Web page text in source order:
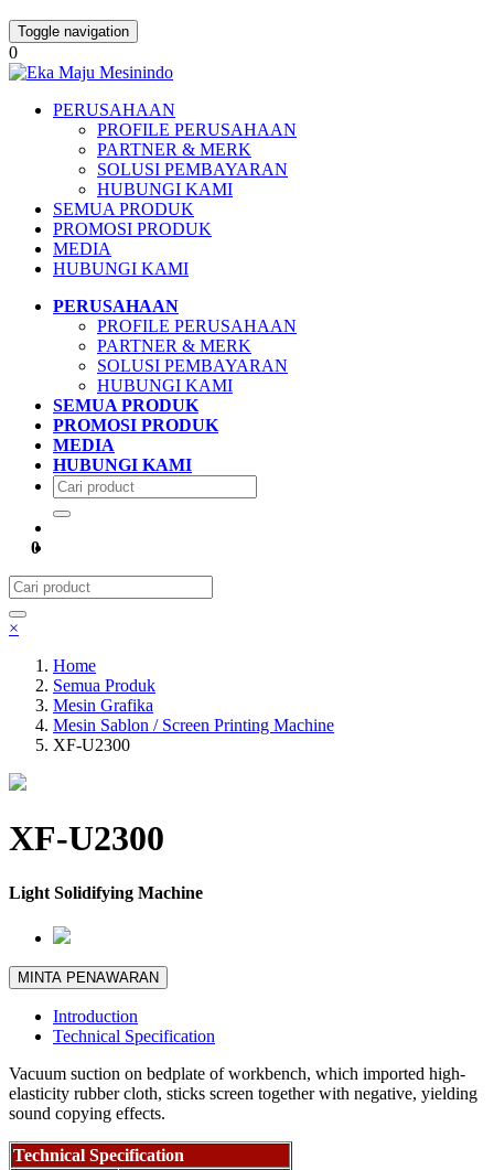
Toggle navigation
0
PERUSAHAAN
PROFILE PERUSAHAAN
PARTNER & MERK
SOLUSI PEMBAYARAN
HUBUNGI KAMI
SEMUA PRODUK
PROMOSI PRODUK
MEDIA
HUBUNGI KAMI
PERUSAHAAN
PROFILE PERUSAHAAN
PARTNER & MERK
SOLUSI PEMBAYARAN
HUBUNGI KAMI
SEMUA PRODUK
PROMOSI PRODUK
MEDIA
HUBUNGI KAMI
0
×
Home
Semua Produk
Mesin Grafika
Mesin Sablon / Screen Printing Machine
XF-U2300
XF-U2300
Light Solidifying Machine
MINTA PENAWARAN
Introduction
Technical Specification
Vacuum suction on bedplate of workbench, which imported high-
elasticity rubber cloth, sticks screen together with negative, yielding
sound copying effects.
Technical Specification